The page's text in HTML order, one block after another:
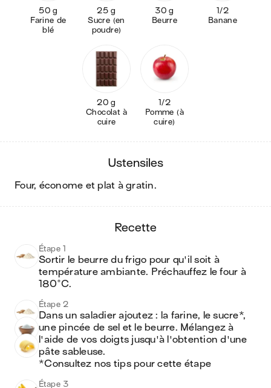
50 g
Farine de
blé
25 g
Sucre (en
poudre)
30 g
Beurre
1/2
Banane
20 g
Chocolat à
cuire
1/2
Pomme (à
cuire)
ustensiles
four, économe et plat à gratin.
recette
Étape 1
Sortir le beurre du frigo pour qu'il soit à
température ambiante. Préchauffez le four à
180°C.
Étape 2
Dans un saladier ajoutez : la farine, le sucre*,
une pincée de sel et le beurre. Mélangez à
l'aide de vos doigts jusqu'à l'obtention d'une
pâte sableuse.
*Consultez nos tips pour cette étape
Étape 3